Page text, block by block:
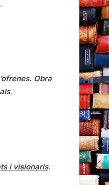
.
Obra
.
i visionaris.